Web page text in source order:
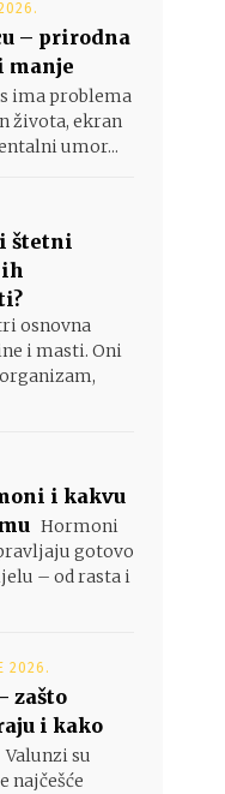
– prirodna
manje
ima problema
života, ekran
umor...
štetni
osnovna
i masti. Oni
i kakvu
Hormoni
gotovo
– od rasta i
2026.
zašto
i kako
Valunzi su
najčešće